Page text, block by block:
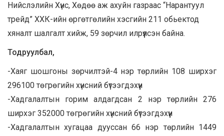
Нийслэлийн Хүнс, Хөдөө аж ахуйн газраас “Нарантуул
трейд” ХХК-ийн өргөтгөлийн хэсгийн 211 обьектод
хяналт шалгалт хийж, 59 зөрчил илрүүлсэн байна.
Тодруулбал,
-Хаяг шошгоны зөрчилтэй-4 нэр төрлийн 108 ширхэг
296100 төгрөгийн хүнсний бүтээгдэхүүн
-Хадгалалтын горим алдагдсан 2 нэр төрлийн 276
ширхэг 352000 төгрөгийн хүнсний бүтээгдэхүүн
-Хадгалалтын хугацаа дууссан 66 нэр төрлийн 1449